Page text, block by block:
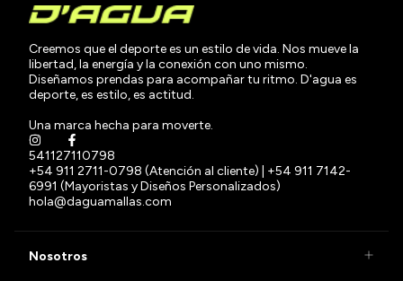
Creemos que el deporte es un estilo de vida. Nos mueve la
libertad, la energía y la conexión con uno mismo.
Diseñamos prendas para acompañar tu ritmo. D'agua es
deporte, es estilo, es actitud.
Una marca hecha para moverte.
541127110798
+54 911 2711-0798 (Atención al cliente) | +54 911 7142-
6991 (Mayoristas y Diseños Personalizados)
hola@daguamallas.com
Nosotros